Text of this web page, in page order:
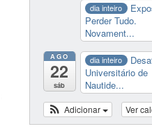
dia inteiro
Perder Tudo.
Novament...
AGO
22
sáb
dia inteiro
Universitário de
Nautide...
Ver
Adicionar